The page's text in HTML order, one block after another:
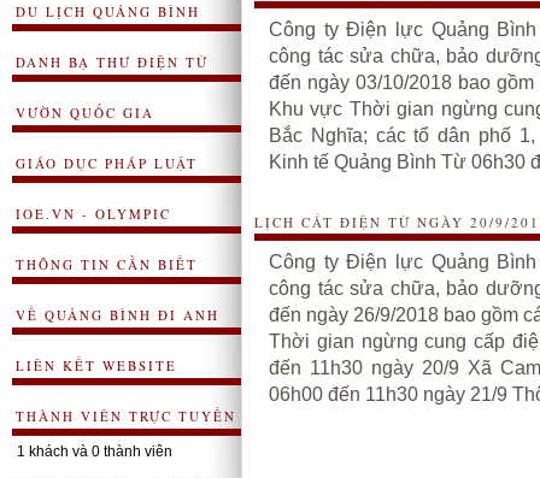
DU LỊCH QUẢNG BÌNH
DANH BẠ THƯ ĐIỆN TỬ
VƯỜN QUỐC GIA
GIÁO DỤC PHÁP LUẬT
IOE.VN - OLYMPIC
THÔNG TIN CẦN BIẾT
VỀ QUẢNG BÌNH ĐI ANH
LIÊN KẾT WEBSITE
THÀNH VIÊN TRỰC TUYẾN
1 khách và 0 thành viên
Công ty Điện lực Quảng
công tác sửa chữa, bảo
đến ngày 03/10/2018 bao
Khu vực Thời gian ngừng
Bắc Nghĩa; các tổ dân phố
Kinh tế Quảng Bình Từ 06h30
LỊCH CẮT ĐIỆN TỪ NGÀY 20/9/
Công ty Điện lực Quảng
công tác sửa chữa, bảo
đến ngày 26/9/2018 bao gồm
Thời gian ngừng cung cấp
đến 11h30 ngày 20/9 Xã
06h00 đến 11h30 ngày 21/9